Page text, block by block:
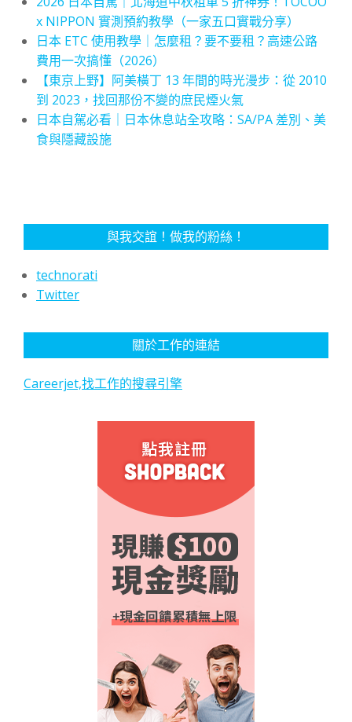
x NIPPON 實測預約教學（一家五口實戰分享）
日本 ETC 使用教學｜怎麼租？要不要租？高速公路
費用一次搞懂（2026）
【東京上野】阿美橫丁 13 年間的時光漫步：從 2010
到 2023，找回那份不變的庶民煙火氣
日本自駕必看｜日本休息站全攻略：SA/PA 差別、美
食與隱藏設施
與我交誼！做我的粉絲！
technorati
Twitter
關於工作的連結
Careerjet,找工作的搜尋引擎